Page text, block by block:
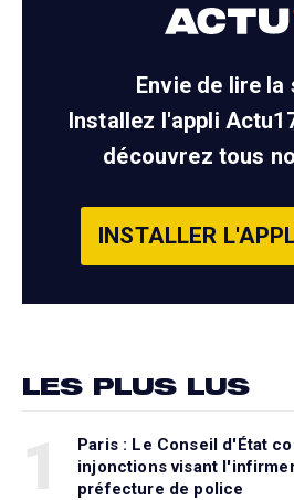
Envie de lire la
Installez l'appli
découvrez tous
INSTALLER
LES PLUS LUS
Paris : Le Conseil d'État
injonctions visant
préfecture de police